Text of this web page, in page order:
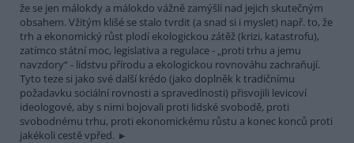
že se jen málokdy a málokdo vážně zamýšlí nad jejich skutečným
obsahem. Vžitým klišé se stalo tvrdit (a snad si i myslet) např. to, že
trh a ekonomický růst plodí ekologickou zátěž (krizi, katastrofu),
zatímco státní moc, legislativa a regulace - „proti trhu a jemu
navzdory“ - lidstvu přírodu a ekologickou rovnováhu zachraňují.
Tyto teze si jako své další krédo (jako doplněk k tradičnímu
požadavku sociální rovnosti a spravedlnosti) přisvojili levicoví
ideologové, aby s nimi bojovali proti lidské svobodě, proti
svobodnému trhu, proti ekonomickému růstu a konec konců proti
jakékoli cestě vpřed.